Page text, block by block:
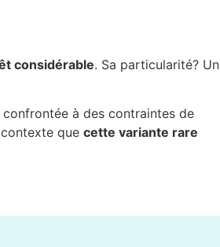
considérable. Sa particularité? Un
confrontée à des contraintes de
que cette variante rare